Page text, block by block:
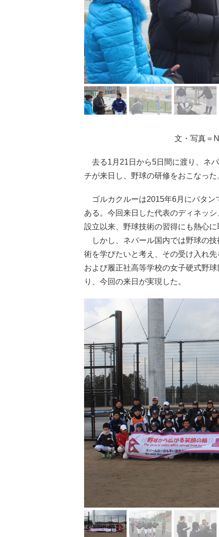
文・写真＝
去る1月21日から5日間に渡り、ネ
チが来日し、野球の研修をおこなった
ゴルカクルーは2015年6月にパタン
ある。今回来日した代表のディネッ
設立以来、野球技術の習得にも熱心
しかし、ネパール国内では野球の
術を学びたいと考え、その受け入れ
および履正社高等学校の女子硬式野
り、今回の来日が実現した。